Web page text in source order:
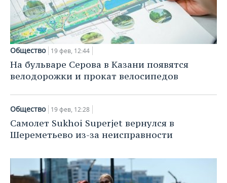
Общество 19 фев, 12:44
На бульваре Серова в Казани появятся
велодорожки и прокат велосипедов
Общество 19 фев, 12:28
Самолет Sukhoi Superjet вернулся в
Шереметьево из-за неисправности